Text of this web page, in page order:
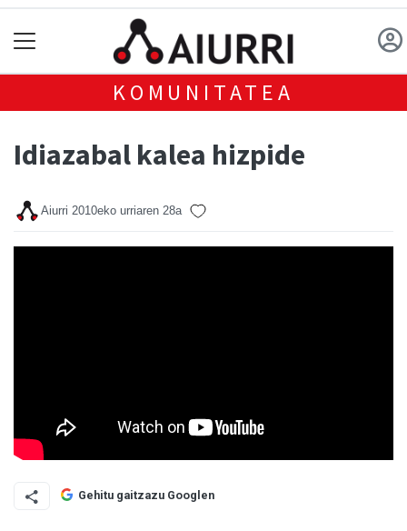
KOMUNITATEA
Idiazabal kalea hizpide
Aiurri 2010eko urriaren 28a
Gehitu gaitzazu Googlen